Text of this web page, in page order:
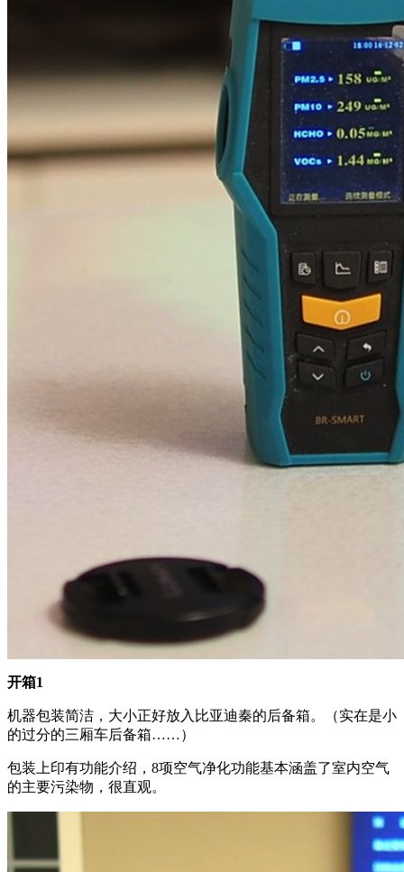
开箱1
机器包装简洁，大小正好放入比亚迪秦的后备箱。（实在是小
的过分的三厢车后备箱……）
包装上印有功能介绍，8项空气净化功能基本涵盖了室内空气
的主要污染物，很直观。